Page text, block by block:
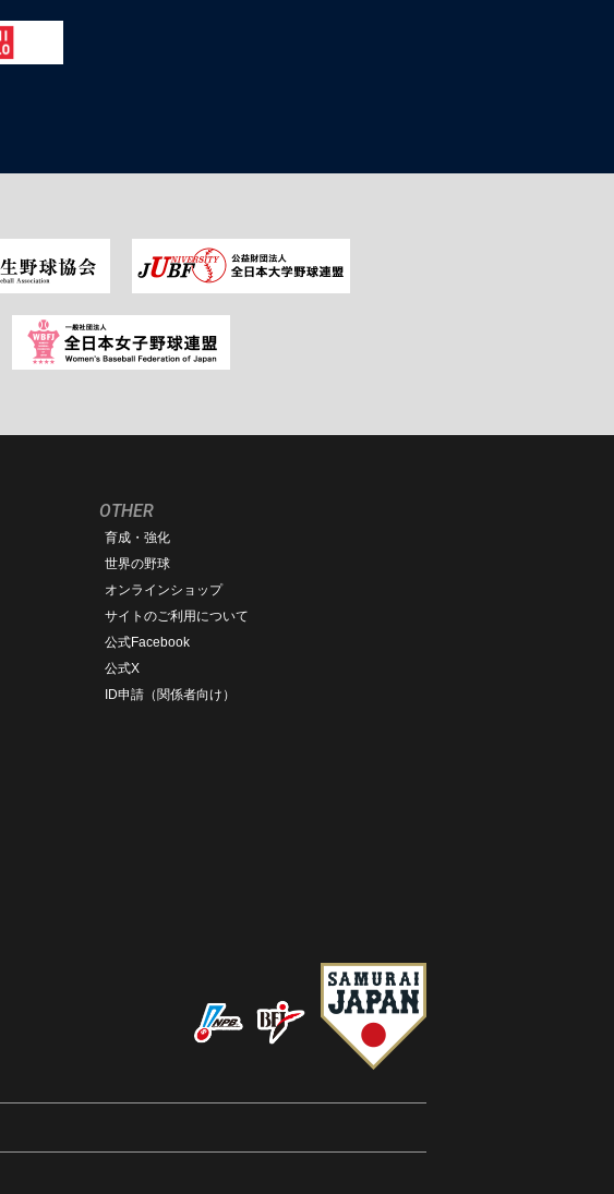
OTHER
育成・強化
世界の野球
オンラインショップ
サイトのご利用について
公式Facebook
公式X
ID申請（関係者向け）